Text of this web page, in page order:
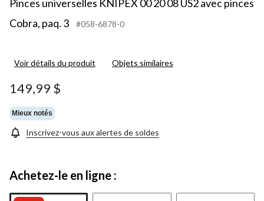
Pinces universelles KNIPEX 00 20 08 US2 avec pinces
Cobra, paq. 3
#058-6878-0
Voir détails du produit Objets similaires
149,99 $
Mieux notés
Inscrivez-vous aux alertes de soldes
Achetez-le en ligne :